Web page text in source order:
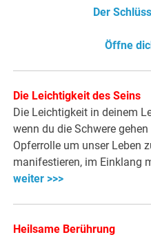
Der
Öffne
Die Leichtigkeit des Seins
Die Leichtigkeit in deinem
wenn du die Schwere
Opferrolle um unser Leben
manifestieren, im Einklang
weiter >>>
Heilsame Berührung